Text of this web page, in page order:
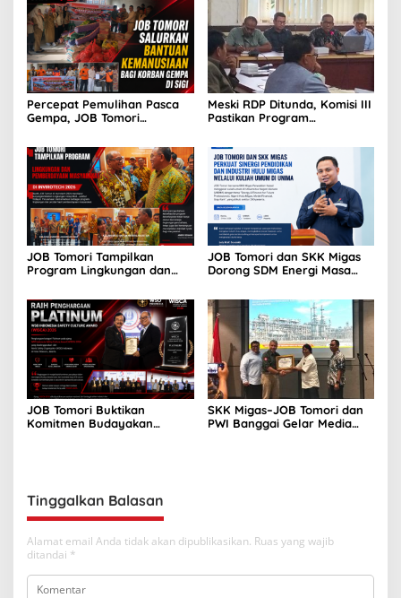
Percepat Pemulihan Pasca
Gempa, JOB Tomori
Ratusan Kepala Keluarga di
Sigi
Meski RDP Ditunda, Komisi III
Pastikan Program
JOB Tomori Terlaksana
JOB Tomori Tampilkan
Program Lingkungan dan
di INVIROTECH 2026
JOB Tomori dan SKK Migas
Dorong SDM Energi Masa
di UNIMA
JOB Tomori Buktikan
Komitmen Budayakan
SKK Migas–JOB Tomori dan
PWI Banggai Gelar Media
Tinggalkan Balasan
Alamat email Anda tidak akan dipublikasikan. Ruas yang wajib
ditandai *